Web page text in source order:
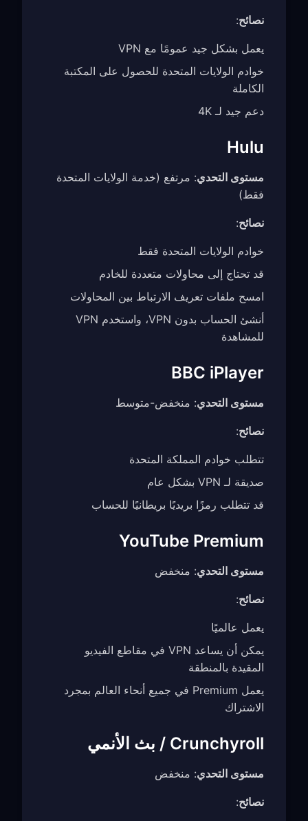
نصائح:
يعمل بشكل جيد عمومًا مع VPN
خوادم الولايات المتحدة للحصول على المكتبة
الكاملة
دعم جيد لـ 4K
Hulu
مستوى التحدي: مرتفع (خدمة الولايات المتحدة
فقط)
نصائح:
خوادم الولايات المتحدة فقط
قد تحتاج إلى محاولات متعددة للخادم
امسح ملفات تعريف الارتباط بين المحاولات
أنشئ الحساب بدون VPN، واستخدم VPN
للمشاهدة
BBC iPlayer
مستوى التحدي: منخفض-متوسط
نصائح:
تتطلب خوادم المملكة المتحدة
صديقة لـ VPN بشكل عام
قد تتطلب رمزًا بريديًا بريطانيًا للحساب
YouTube Premium
مستوى التحدي: منخفض
نصائح:
يعمل عالميًا
يمكن أن يساعد VPN في مقاطع الفيديو
المقيدة بالمنطقة
يعمل Premium في جميع أنحاء العالم بمجرد
الاشتراك
Crunchyroll / بث الأنمي
مستوى التحدي: منخفض
نصائح: